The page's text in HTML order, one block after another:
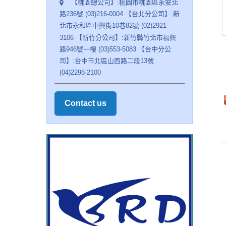
【桃園總公司】:桃園市桃園區永安北
路236號 (03)216-0004 【台北分公司】:新
北市永和區中興街10巷82號 (02)2921-
3106 【新竹分公司】:新竹縣竹北市福興
路946號一樓 (03)553-5083 【台中分公
司】:台中市北區山西路二段13號
(04)2298-2100
Contact us